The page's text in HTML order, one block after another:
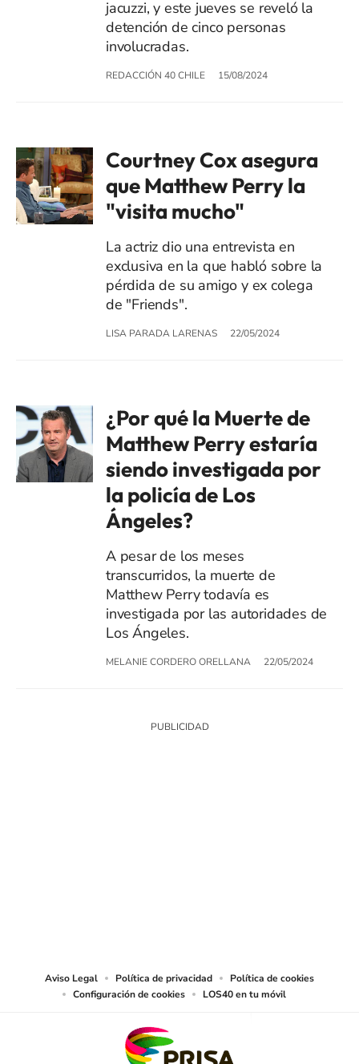
jacuzzi, y este jueves se reveló la
detención de cinco personas
involucradas.
REDACCIÓN 40 CHILE 15/08/2024
Courtney Cox asegura
que Matthew Perry la
"visita mucho"
La actriz dio una entrevista en
exclusiva en la que habló sobre la
pérdida de su amigo y ex colega
de "Friends".
LISA PARADA LARENAS 22/05/2024
¿Por qué la Muerte de
Matthew Perry estaría
siendo investigada por
la policía de Los
Ángeles?
A pesar de los meses
transcurridos, la muerte de
Matthew Perry todavía es
investigada por las autoridades de
Los Ángeles.
MELANIE CORDERO ORELLANA 22/05/2024
Aviso Legal Política de privacidad
Política de cookies
Configuración de cookies
LOS40 en tu móvil